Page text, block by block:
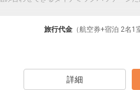
フライトマイルが50%貯まります。
旅行代金 （航空券+宿泊 2名1
詳細